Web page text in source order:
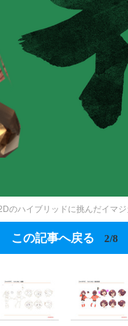
ハイブリッドに挑んだイマ
この記事へ戻る 2/8